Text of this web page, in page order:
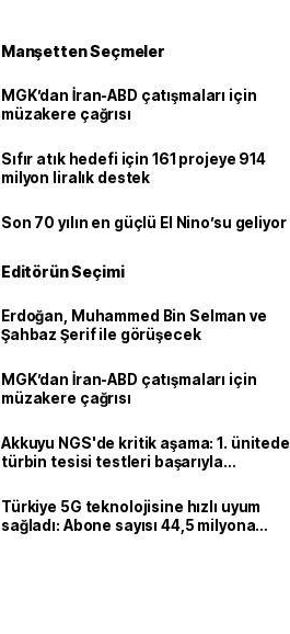
Manşetten Seçmeler
MGK’dan İran-ABD çatışmaları için
müzakere çağrısı
Sıfır atık hedefi için 161 projeye 914
milyon liralık destek
Son 70 yılın en güçlü El Nino’su geliyor
Editörün Seçimi
Erdoğan, Muhammed Bin Selman ve
Şahbaz Şerif ile görüşecek
MGK’dan İran-ABD çatışmaları için
müzakere çağrısı
Akkuyu NGS'de kritik aşama: 1. ünitede
türbin tesisi testleri başarıyla
Türkiye 5G teknolojisine hızlı uyum
sağladı: Abone sayısı 44,5 milyona